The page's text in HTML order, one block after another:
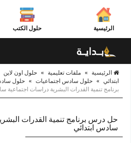
الرئيسية حلول الكتب
الرئيسية » ملفات تعليمية » حلول اون لاين
ابتدائي » حلول سادس اجتماعيات » حلول
برنامج تنمية القدرات البشرية دراسات اجتماعية
حل درس برنامج تنمية القدرات
سادس ابتدائي